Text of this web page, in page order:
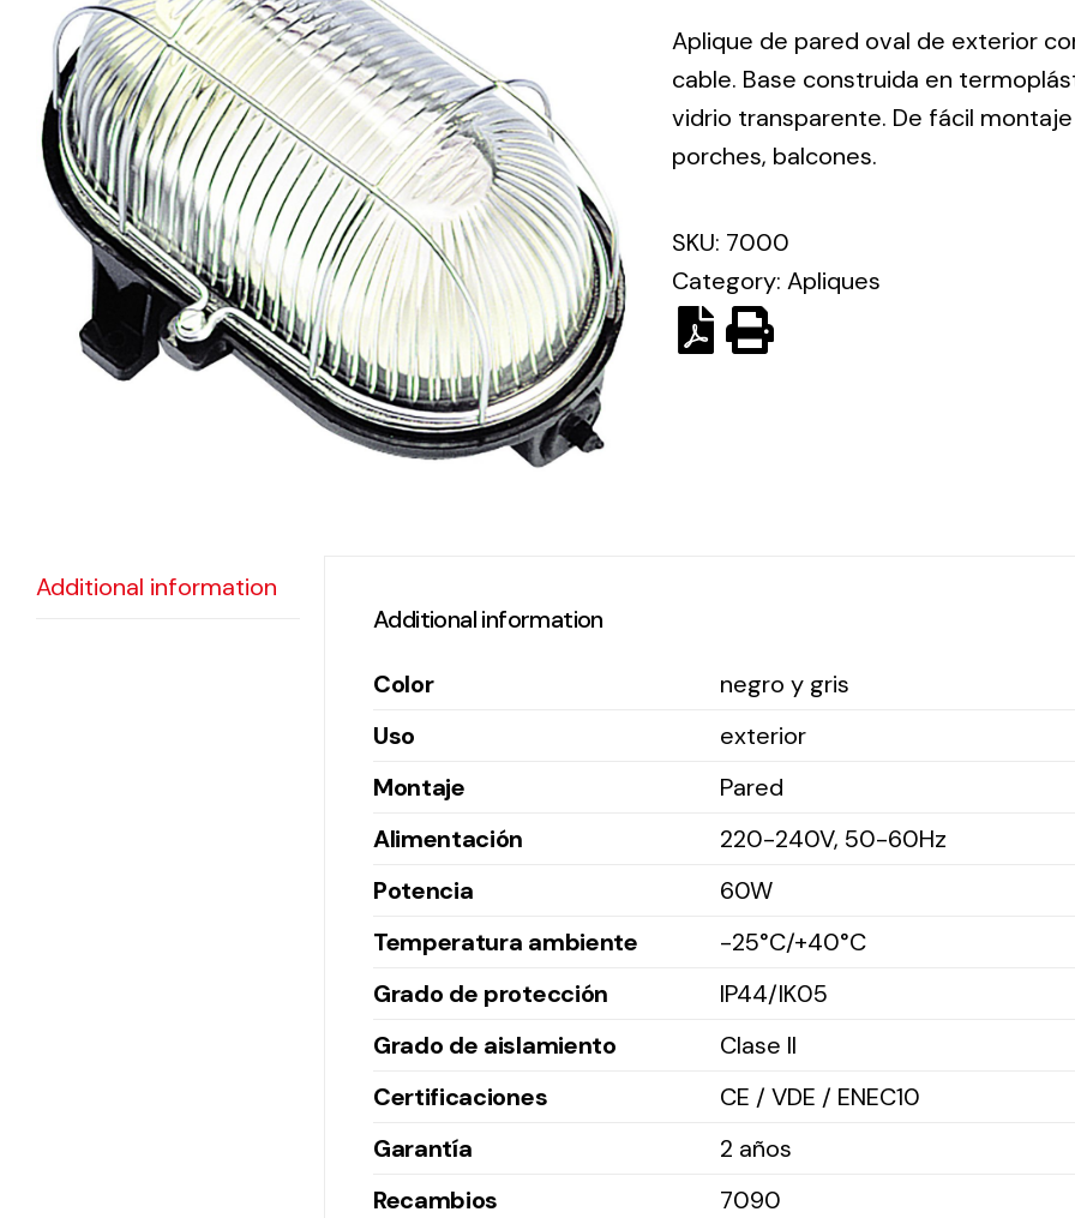
Lighting and
Electrical
Equipment
Complete
solutions in
lighting and
electrical
material for
each project
Ventilation
The
the group
meant a greater
offer of
ventilation
Aplique de pared oval de exterior
cable. Base construida en
vidrio transparente. De fácil
porches, balcones.
SKU: 7000
Category: Apliques
Additional information
Additional information
Color
negro y gris
Uso
exterior
Montaje
Pared
Alimentación
220-240V, 50-60Hz
Potencia
60W
Temperatura ambiente
-25°C/+40°C
Grado de protección
IP44/IK05
Grado de aislamiento
Clase II
Certificaciones
CE / VDE / ENEC10
Garantía
2 años
Recambios
7090